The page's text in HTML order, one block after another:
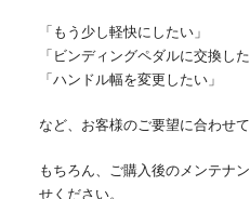
「もう少し軽快にしたい」
「ビンディングペダルに交換した
「ハンドル幅を変更したい」
など、お客様のご要望に合わせ
もちろん、ご購入後のメンテナ
せください。